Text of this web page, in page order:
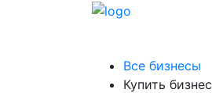
Все бизнесы
Купить бизнес